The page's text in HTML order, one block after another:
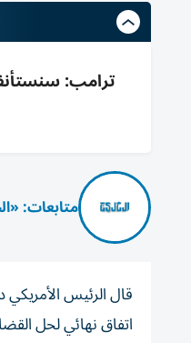
متابعات:
قال ‌الرئيس الأمريكي
اتفاق نهائي لحل